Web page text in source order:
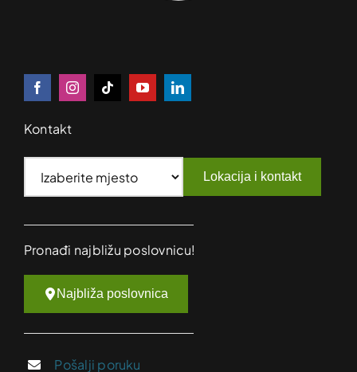
Kontakt
Lokacija i kontakt
Pronađi najbližu poslovnicu!
Najbliža poslovnica
Pošalji poruku